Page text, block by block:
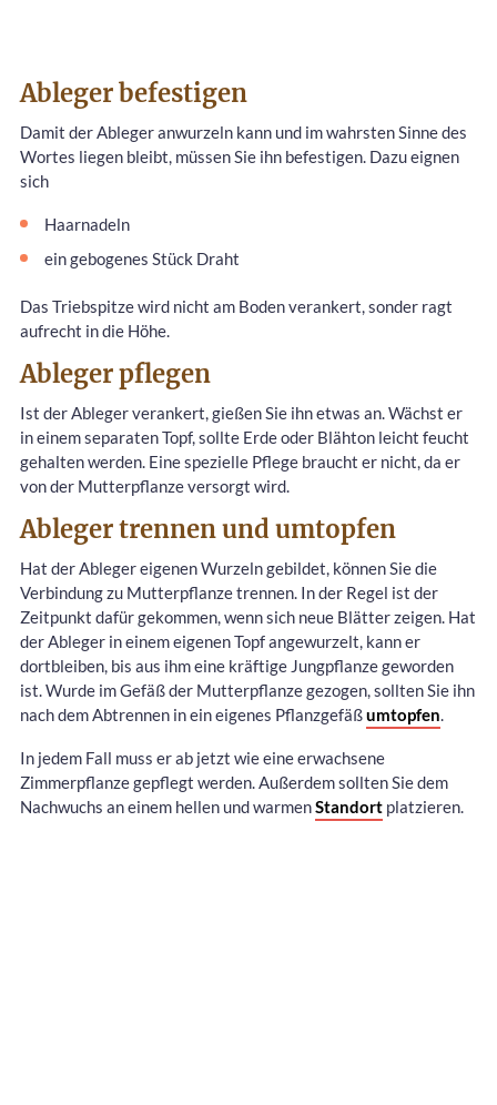
Ableger befestigen
Damit der Ableger anwurzeln kann und im wahrsten Sinne des
Wortes liegen bleibt, müssen Sie ihn befestigen. Dazu eignen
sich
Haarnadeln
ein gebogenes Stück Draht
Das Triebspitze wird nicht am Boden verankert, sonder ragt
aufrecht in die Höhe.
Ableger pflegen
Ist der Ableger verankert, gießen Sie ihn etwas an. Wächst er
in einem separaten Topf, sollte Erde oder Blähton leicht feucht
gehalten werden. Eine spezielle Pflege braucht er nicht, da er
von der Mutterpflanze versorgt wird.
Ableger trennen und umtopfen
Hat der Ableger eigenen Wurzeln gebildet, können Sie die
Verbindung zu Mutterpflanze trennen. In der Regel ist der
Zeitpunkt dafür gekommen, wenn sich neue Blätter zeigen. Hat
der Ableger in einem eigenen Topf angewurzelt, kann er
dortbleiben, bis aus ihm eine kräftige Jungpflanze geworden
ist. Wurde im Gefäß der Mutterpflanze gezogen, sollten Sie ihn
nach dem Abtrennen in ein eigenes Pflanzgefäßumtopfen
In jedem Fall muss er ab jetzt wie eine erwachsene
Zimmerpflanze gepflegt werden. Außerdem sollten Sie dem
Nachwuchs an einem hellen und warmenStandort platzieren.